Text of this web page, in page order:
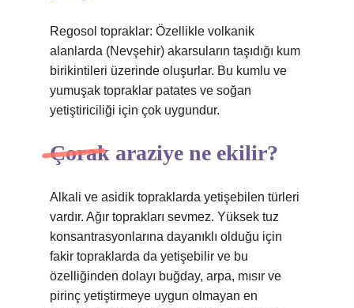
Regosol topraklar: Özellikle volkanik
alanlarda (Nevşehir) akarsuların taşıdığı kum
birikintileri üzerinde oluşurlar. Bu kumlu ve
yumuşak topraklar patates ve soğan
yetiştiriciliği için çok uygundur.
Çorak araziye ne ekilir?
Alkali ve asidik topraklarda yetişebilen türleri
vardır. Ağır toprakları sevmez. Yüksek tuz
konsantrasyonlarına dayanıklı olduğu için
fakir topraklarda da yetişebilir ve bu
özelliğinden dolayı buğday, arpa, mısır ve
pirinç yetiştirmeye uygun olmayan en